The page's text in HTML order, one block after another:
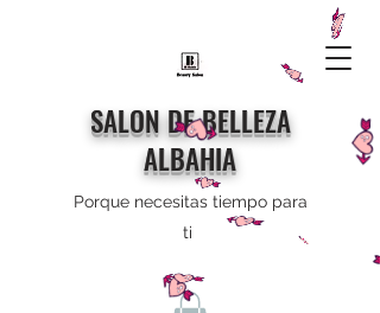
SALON DE BELLEZA
ALBAHIA
Porque necesitas tiempo para
ti